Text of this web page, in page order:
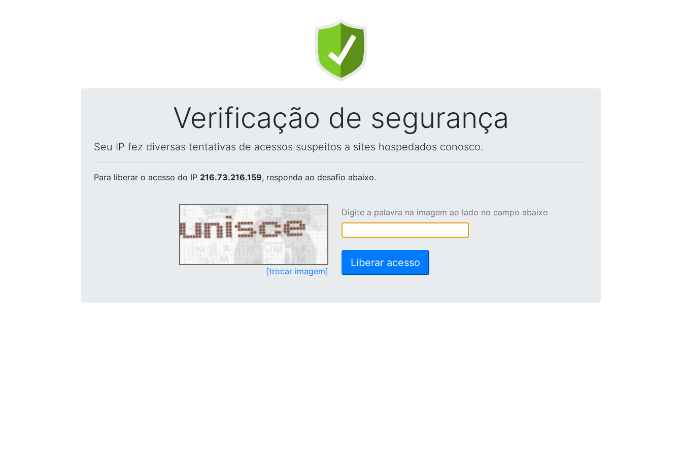
Verificação de segurança
Seu IP fez diversas tentativas de acessos suspeitos a sites hospedados conosco.
Para liberar o acesso do IP 216.73.216.159, responda ao desafio abaixo.
[trocar imagem]
Digite a palavra na imagem ao lado no campo abaixo